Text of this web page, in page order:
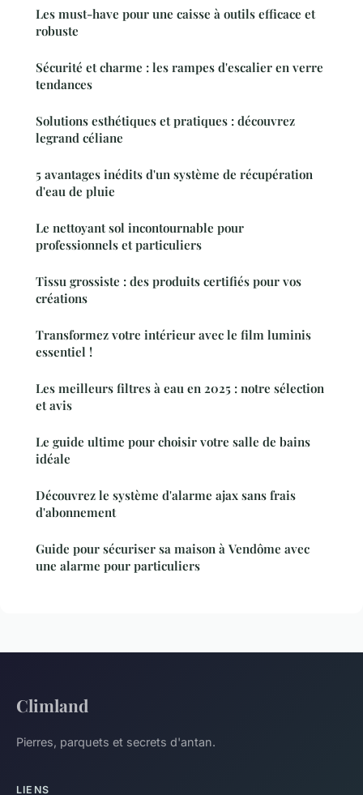
Les must-have pour une caisse à outils efficace et
robuste
Sécurité et charme : les rampes d'escalier en verre
tendances
Solutions esthétiques et pratiques : découvrez
legrand céliane
5 avantages inédits d'un système de récupération
d'eau de pluie
Le nettoyant sol incontournable pour
professionnels et particuliers
Tissu grossiste : des produits certifiés pour vos
créations
Transformez votre intérieur avec le film luminis
essentiel !
Les meilleurs filtres à eau en 2025 : notre sélection
et avis
Le guide ultime pour choisir votre salle de bains
idéale
Découvrez le système d'alarme ajax sans frais
d'abonnement
Guide pour sécuriser sa maison à Vendôme avec
une alarme pour particuliers
Climland
Pierres, parquets et secrets d'antan.
LIENS